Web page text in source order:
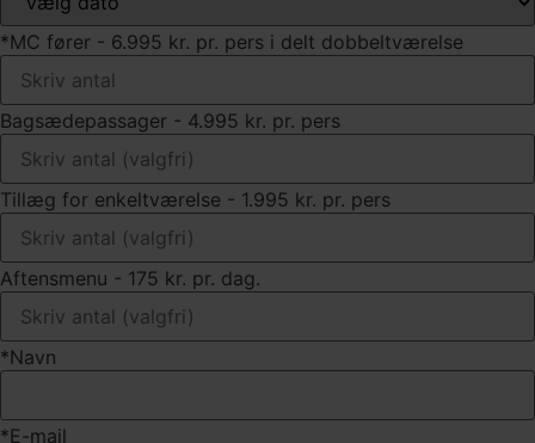
*MC fører - 6.995 kr. pr. pers i delt dobbeltværelse
Bagsædepassager - 4.995 kr. pr. pers
Tillæg for enkeltværelse - 1.995 kr. pr. pers
Aftensmenu - 175 kr. pr. dag.
*Navn
*E-mail